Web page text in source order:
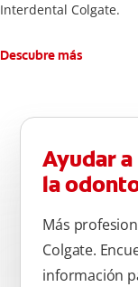
Interdental Colgate.
Descubre más
Ayudar
la
Más
Colgate.
información